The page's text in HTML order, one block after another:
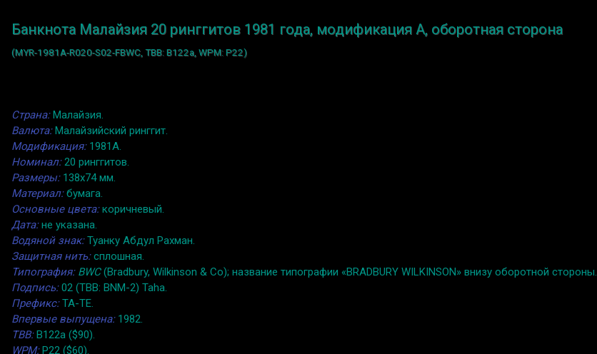
Банкнота Малайзия 20 ринггитов 1981 года, модификация A, оборотная сторона
(MYR-1981A-R020-S02-FBWC, TBB: B122a, WPM: P22)
Страна:Малайзия.
Валюта:Малайзийский ринггит.
Модификация:1981A.
Номинал:20 ринггитов.
Размеры:138x74 мм.
Материал:бумага.
Основные цвета:коричневый.
Дата:не указана.
Водяной знак:Туанку Абдул Рахман.
Защитная нить:сплошная.
Типография: BWC(Bradbury, Wilkinson & Co); название типографии «BRADBURY WILKINSON» внизу оборотной стороны.
Подпись:02 (TBB: BNM-2) Taha.
Префикс:TA-TE.
Впервые выпущена:1982.
TBB:B122a ($90).
WPM:P22 ($60).